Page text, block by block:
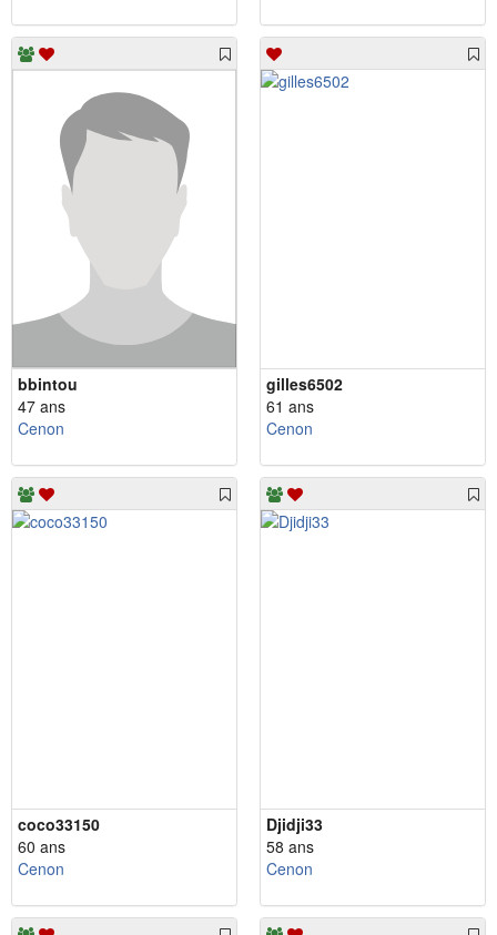
bbintou
47 ans
Cenon
gilles6502
61 ans
Cenon
coco33150
60 ans
Cenon
Djidji33
58 ans
Cenon